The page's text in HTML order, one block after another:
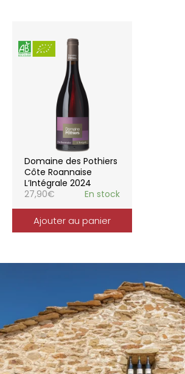
Domaine des Pothiers
Côte Roannaise
L’Intégrale 2024
27,90€ En stock
Ajouter au panier